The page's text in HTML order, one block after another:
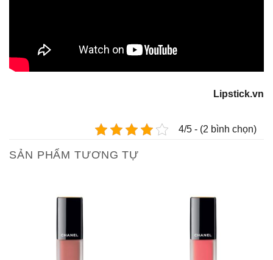
Lipstick.vn
4/5 - (2 bình chọn)
SẢN PHẨM TƯƠNG TỰ